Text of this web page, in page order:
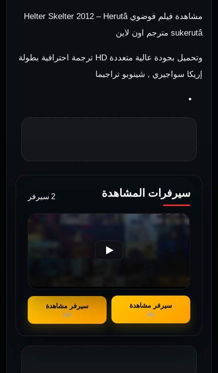
مشاهدة فيلم فوضوي Helter Skelter 2012 – Herutâ
sukerutâ مترجم اون لاين
وتحميل بجودة عالية متعددة HD ترجمة احترافية بطولة
إريكا سواجيري , شينوبو تراجيما
سيرفرات المشاهدة 2 سيرفر
سيرفر مشاهدة
HD
سيرفر مشاهدة
HD